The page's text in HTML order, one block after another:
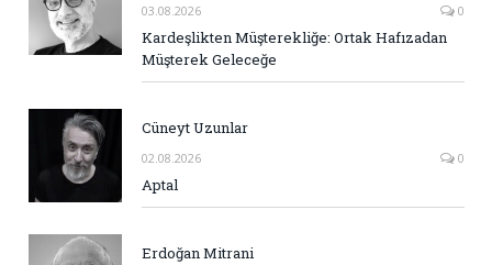
03.08.2026 0
Kardeşlikten Müşterekliğe: Ortak Hafızadan
Müşterek Geleceğe
Cüneyt Uzunlar
02.08.2026 0
Aptal
Erdoğan Mitrani